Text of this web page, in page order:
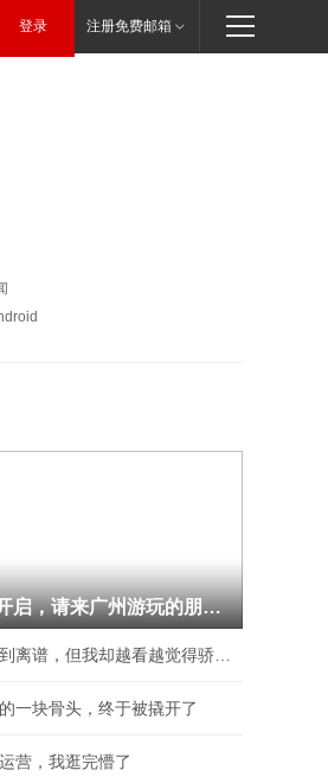
登录 注册免费邮箱
打卡模式已开启，请来广州游玩的朋友重点关注第
一块骨头，终于被撬开了
营，我逛完懵了